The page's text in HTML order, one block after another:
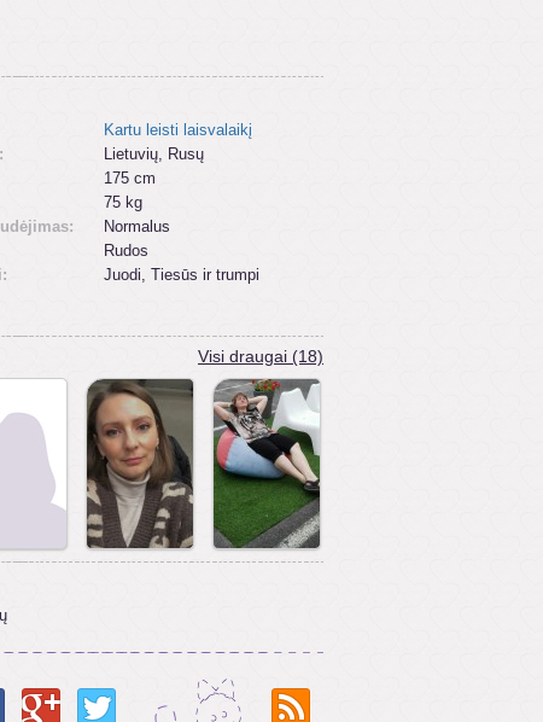
Kartu leisti laisvalaikį
Lietuvių, Rusų
175 cm
75 kg
Normalus
Rudos
Juodi, Tiesūs ir trumpi
Visi draugai (18)